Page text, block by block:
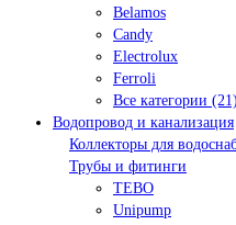
Belamos
Candy
Electrolux
Ferroli
Все категории (21)
Водопровод и канализация
Коллекторы для
Трубы и фитинги
TEBO
Unipump